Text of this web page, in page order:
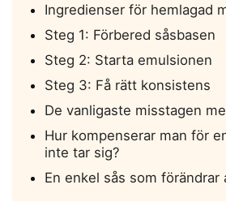
Ingredienser för hemlagad
Steg 1: Förbered såsbasen
Steg 2: Starta emulsionen
Steg 3: Få rätt konsistens
De vanligaste misstagen
Hur kompenserar man för
inte tar sig?
En enkel sås som förändrar